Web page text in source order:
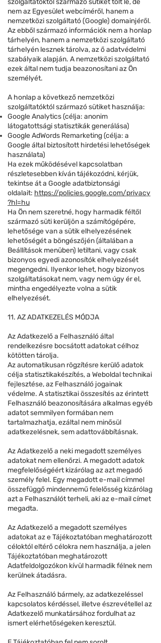
szolgáltatóktól származó sütiket tölt le, de
nem az Egyesület webcíméről, hanem a
nemzetközi szolgáltató (Google) domainjéről.
Az ebből származó információk nem a honlap
tárhelyén, hanem a nemzetközi szolgáltató
tárhelyén lesznek tárolva, az ő adatvédelmi
szabályaik alapján. A nemzetközi szolgáltató
ezek által nem tudja beazonosítani az Ön
személyét.
A honlap a következő nemzetközi
szolgáltatóktól származó sütiket használja:
Google Analytics (célja: anonim
látogatottsági statisztikák generálása)
Google AdWords Remarketing (célja: a
Google által biztosított hirdetési lehetőségek
használata)
Ha ezek működésével kapcsolatban
részletesebben kíván tájékozódni, kérjük,
tekintse át a Google adatbiztonsági
oldalait: https://policies.google.com/privacy
?hl=hu
Ha Ön nem szeretné, hogy harmadik féltől
származó süti kerüljön a számítógépére,
lehetősége van a sütik elhelyezésének
lehetőségét a böngészőjén (általában a
Beállítások menüben) letiltani, vagy csak
bizonyos egyedi azonosítók elhelyezését
megengedni. Ilyenkor lehet, hogy bizonyos
szolgáltatásokat nem, vagy nem úgy ér el,
mintha engedélyezte volna a sütik
elhelyezését.
11. AZ ADATKEZELÉS MÓDJA
Az Adatkezelő a Felhasználó által
rendelkezésre bocsátott adatokat célhoz
kötötten tárolja.
Az automatikusan rögzítésre kerülő adatok
célja statisztikakészítés, a Weboldal technikai
fejlesztése, az Felhasználó jogainak
védelme. A statisztikai összesítés az érintett
Felhasználó beazonosítására alkalmas egyéb
adatot semmilyen formában nem
tartalmazhatja, ezáltal nem minősül
adatkezelésnek, sem adattovábbításnak.
Az Adatkezelő a neki megadott személyes
adatokat nem ellenőrzi. A megadott adatok
megfelelőségéért kizárólag az azt megadó
személy felel. Egy megadott e-mail címmel
összefüggő mindennemű felelősség kizárólag
azt a Felhasználót terheli, aki az e-mail címet
megadta.
Az Adatkezelő a megadott személyes
adatokat az e Tájékoztatóban meghatározott
céloktól eltérő célokra nem használja, a jelen
Tájékoztatóban meghatározott
Adatfeldolgozókon kívül harmadik félnek nem
kerülnek átadásra.
Az Felhasználó bármely, az adatkezeléssel
kapcsolatos kérdéssel, illetve észrevétellel az
Adatkezelő munkatársához fordulhat az
ismert elérhetőségeken keresztül.